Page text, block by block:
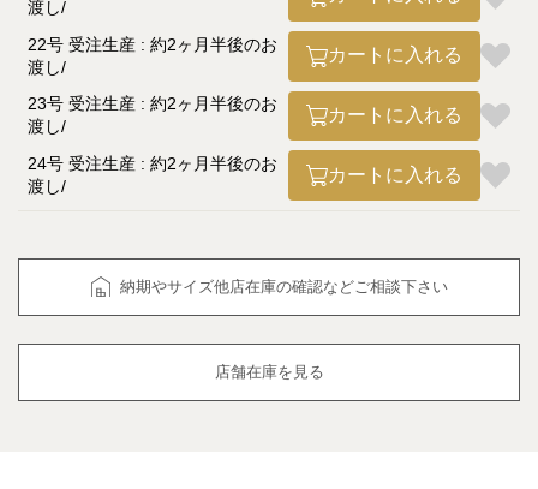
渡し
22号 受注生産 : 約2ヶ月半後のお
渡し
カートに入れる
23号 受注生産 : 約2ヶ月半後のお
渡し
カートに入れる
24号 受注生産 : 約2ヶ月半後のお
渡し
カートに入れる
納期やサイズ他店在庫の確認などご相談下さい
店舗在庫を見る